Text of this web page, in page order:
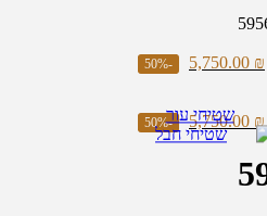
שטיחי עור
5,750.00 ₪
-50%
5,750.00 ₪
-50%